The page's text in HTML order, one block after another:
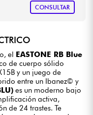
CONSULTAR
el
EASTONE RB Blue
de cuerpo sólido
y un juego de
entre un Ibanez© y
es un moderno bajo
activa,
de 24 trastes. Te